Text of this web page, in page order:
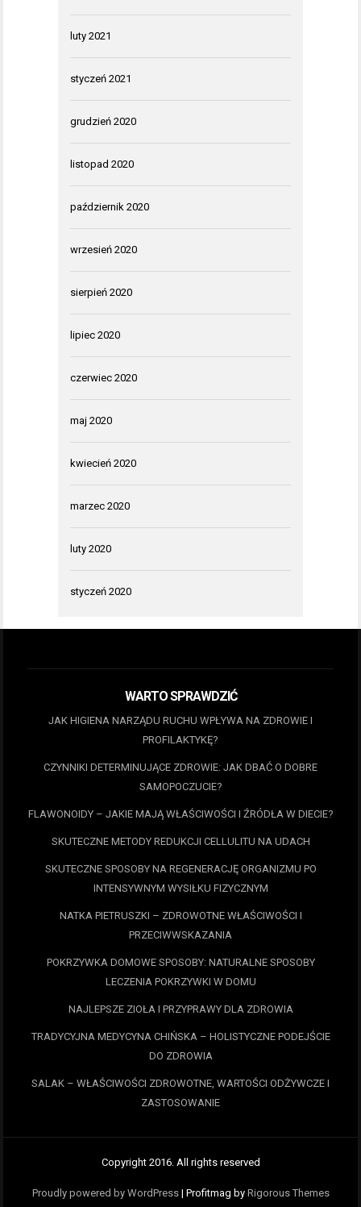
luty 2021
styczeń 2021
grudzień 2020
listopad 2020
październik 2020
wrzesień 2020
sierpień 2020
lipiec 2020
czerwiec 2020
maj 2020
kwiecień 2020
marzec 2020
luty 2020
styczeń 2020
WARTO SPRAWDZIĆ
JAK HIGIENA NARZĄDU RUCHU WPŁYWA NA ZDROWIE I
PROFILAKTYKĘ?
CZYNNIKI DETERMINUJĄCE ZDROWIE: JAK DBAĆ O DOBRE
SAMOPOCZUCIE?
FLAWONOIDY – JAKIE MAJĄ WŁAŚCIWOŚCI I ŹRÓDŁA W DIECIE?
SKUTECZNE METODY REDUKCJI CELLULITU NA UDACH
SKUTECZNE SPOSOBY NA REGENERACJĘ ORGANIZMU PO
INTENSYWNYM WYSIŁKU FIZYCZNYM
NATKA PIETRUSZKI – ZDROWOTNE WŁAŚCIWOŚCI I
PRZECIWWSKAZANIA
POKRZYWKA DOMOWE SPOSOBY: NATURALNE SPOSOBY
LECZENIA POKRZYWKI W DOMU
NAJLEPSZE ZIOŁA I PRZYPRAWY DLA ZDROWIA
TRADYCYJNA MEDYCYNA CHIŃSKA – HOLISTYCZNE PODEJŚCIE
DO ZDROWIA
SALAK – WŁAŚCIWOŚCI ZDROWOTNE, WARTOŚCI ODŻYWCZE I
ZASTOSOWANIE
Copyright 2016. All rights reserved
Proudly powered by WordPress | Profitmag by Rigorous Themes